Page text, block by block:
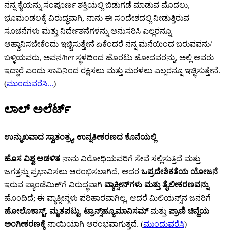
ನನ್ನ ಕೈಯನ್ನು ಸಂಪೂರ್ಣ ಶಕ್ತಿಯಲ್ಲಿ ಬಿಡುಗಡೆ ಮಾಡುವ ಮೊದಲು,
ಭೂಮಂಡಲಕ್ಕೆ ವಿರುದ್ಧವಾಗಿ, ನಾನು ಈ ಸಂದೇಶದಲ್ಲಿ ನೀಡುತ್ತಿರುವ
ಸೂಚನೆಗಳು ಮತ್ತು ನಿರ್ದೇಶನೆಗಳನ್ನು ಅನುಸರಿಸಿ ಎಲ್ಲರನ್ನೂ
ಆಹ್ವಾನಿಸಬೇಕೆಂದು ಇಚ್ಚಿಸುತ್ತೇನೆ ಏಕೆಂದರೆ ನನ್ನ ಮನೆಯಿಂದ ಬರುವವನು/
ಬಳ್ಳಿಯವರು, ಅವನ/her ಸ್ಥಳದಿಂದ ಹೊರಟು ಹೋದವರನ್ನು, ಅಲ್ಲಿ ಅವರು
ಇದ್ದಾರೆ ಎಂದು ಸಾವಿನಿಂದ ರಕ್ಷಿಸಲು ಮತ್ತು ಮರಳಲು ಎಲ್ಲರನ್ನೂ ಇಚ್ಛಿಸುತ್ತೇನೆ.
(ಮುಂದುವರೆಸಿ...)
ಲಾಲ್ ಅಲೆರ್ಟ್‌
ಉನ್ಮುಖವಾದ ಸ್ವಾತಂತ್ರ್ಯ, ಉನ್ನತೀಕರಣದ ಕೊನೆಯಲ್ಲಿ
ಹೊಸ ವಿಶ್ವ ಆಡಳಿತ ನಾನು ವಿರೋಧಿಯವರಿಗೆ ಸೇವೆ ಸಲ್ಲಿಸುತ್ತಿದೆ ಮತ್ತು
ಜಗತ್ತನ್ನು ಪ್ರಭಾವಿಸಲು ಆರಂಭಿಸಲಾಗಿದೆ, ಅದರ ಒಪ್ರದೇಶಿಕತೆಯ ಯೋಜನೆ
ಇರುವ ಪ್ಯಾಂಡೆಮಿಕ್‌ಗೆ ವಿರುದ್ಧವಾಗಿ ವ್ಯಾಕ್ಸೀನ್‌‌ಗಳು ಮತ್ತು ತೈಲೀಕರಣವನ್ನು
ಹೊಂದಿದೆ; ಈ ವ್ಯಾಕ್ಸೀನ್ಗಳು ಪರಿಹಾರವಾಗಿಲ್ಲ, ಆದರೆ ಮಿಲಿಯನ್ಸ್‌ನ ಜನರಿಗೆ
ಹೋಲೊಕಾಸ್ಟ್‌, ಮೃತಪಟ್ಟು, ಟ್ರಾನ್ಸ್‌‌ಹ್ಯೂಮಾನಿಸಮ್‌ಮತ್ತು ಪ್ರಾಣಿ ಚಿನ್ಹೆಯ
ಅಂಗೀಕರಣಕ್ಕೆ ನಾಯಿಯಾಗಿ ಆರಂಭವಾಗುತ್ತದೆ. (ಮುಂದುವರೆಸಿ)